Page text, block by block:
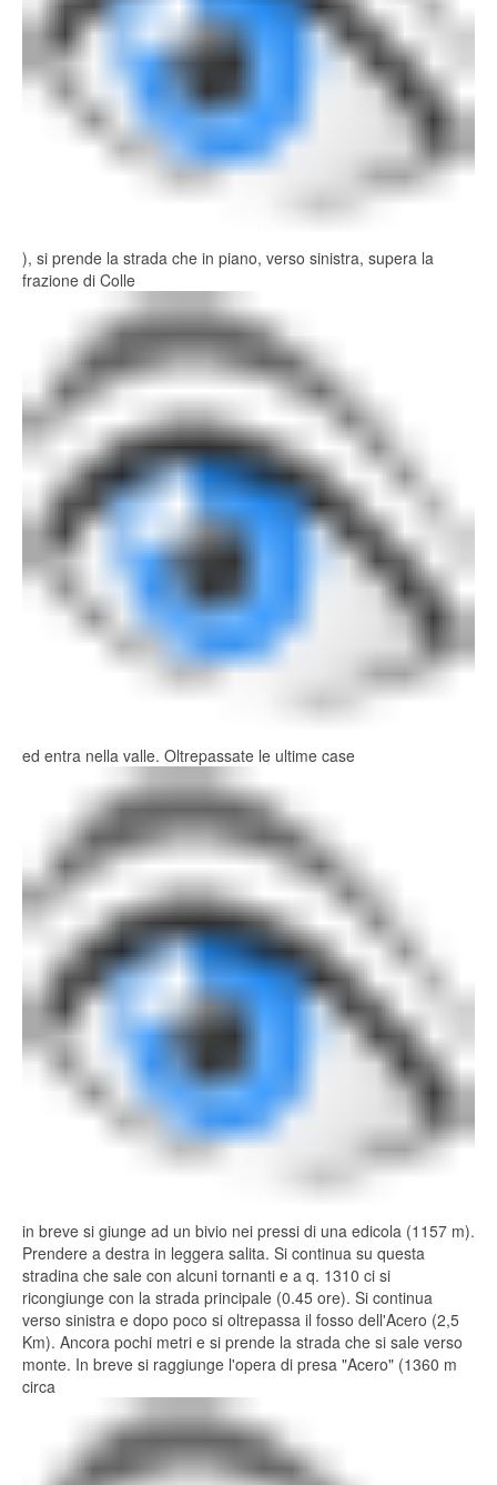
), si prende la strada che in piano, verso sinistra, supera la
frazione di Colle
ed entra nella valle. Oltrepassate le ultime case
in breve si giunge ad un bivio nei pressi di una edicola (1157 m).
Prendere a destra in leggera salita. Si continua su questa
stradina che sale con alcuni tornanti e a q. 1310 ci si
ricongiunge con la strada principale (0.45 ore). Si continua
verso sinistra e dopo poco si oltrepassa il fosso dell'Acero (2,5
Km). Ancora pochi metri e si prende la strada che si sale verso
monte. In breve si raggiunge l'opera di presa "Acero" (1360 m
circa